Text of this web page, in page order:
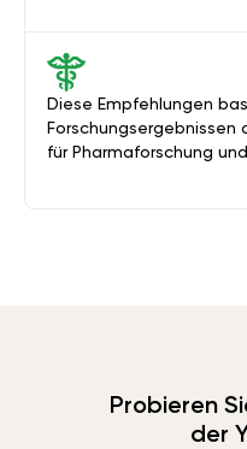
Diese Empfehlungen
für Pharmaforschung
Probieren
der